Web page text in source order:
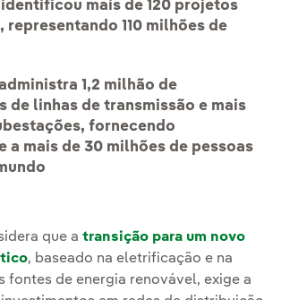
mais de 120 projetos
representando 110 milhões de
1,2 milhão de
de linhas de transmissão e mais
fornecendo
a mais de 30 milhões de pessoas
que a transição para um novo
, baseado na eletrificação e na
fontes de energia renovável, exige a